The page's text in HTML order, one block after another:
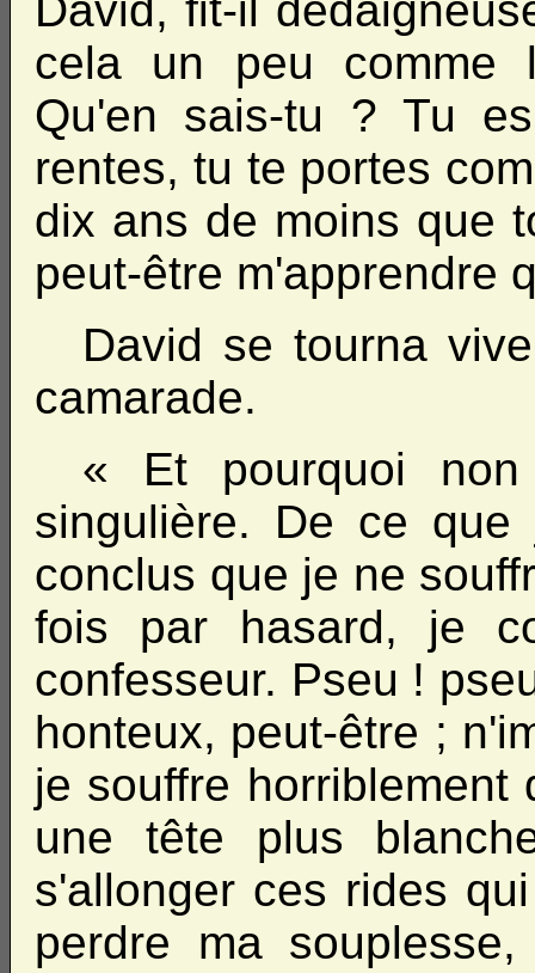
cela un peu comme
Qu'en sais-tu ? Tu
rentes, tu te portes
dix ans de moins que
peut-être m'apprendre
David se tourna
camarade.
« Et pourquoi
singulière. De ce
conclus que je ne
fois par hasard, je
confesseur. Pseu !
honteux, peut-être ;
je souffre horriblement
une tête plus
s'allonger ces rides
perdre ma